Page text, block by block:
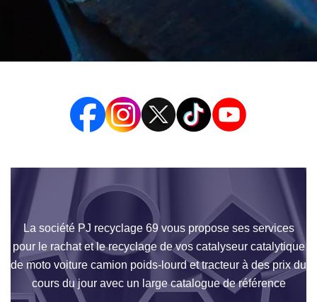
La société PJ recyclage 69 vous propose ses services
pour le rachat et le recyclage de vos catalyseur catalytique
de moto voiture camion poids-lourd et tracteur à des prix du
cours du jour avec un large catalogue de référence